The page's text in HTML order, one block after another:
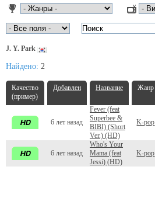
J. Y. Park
Найдено: 2
Качество
(пример)
Добавлен Название Жанр
6 лет назад
Fever (feat
Superbee &
BIBI) (Short
Ver.) (HD)
K-pop
6 лет назад
Who's Your
Mama (feat
Jessi) (HD)
K-pop